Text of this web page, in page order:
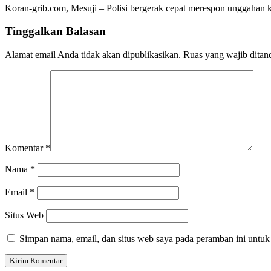
Koran-grib.com, Mesuji – Polisi bergerak cepat merespon
Tinggalkan Balasan
Alamat email Anda tidak akan dipublikasikan. Ruas yang wajib
Komentar *
Nama *
Email *
Situs Web
Simpan nama, email, dan situs web saya pada peramban ini